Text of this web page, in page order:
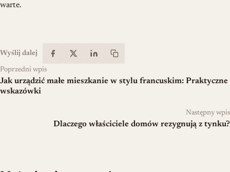
warte.
Wyślij dalej
Poprzedni wpis
Jak urządzić małe mieszkanie w stylu francuskim: Praktyczne
wskazówki
Następny wpis
Dlaczego właściciele domów rezygnują z tynku?